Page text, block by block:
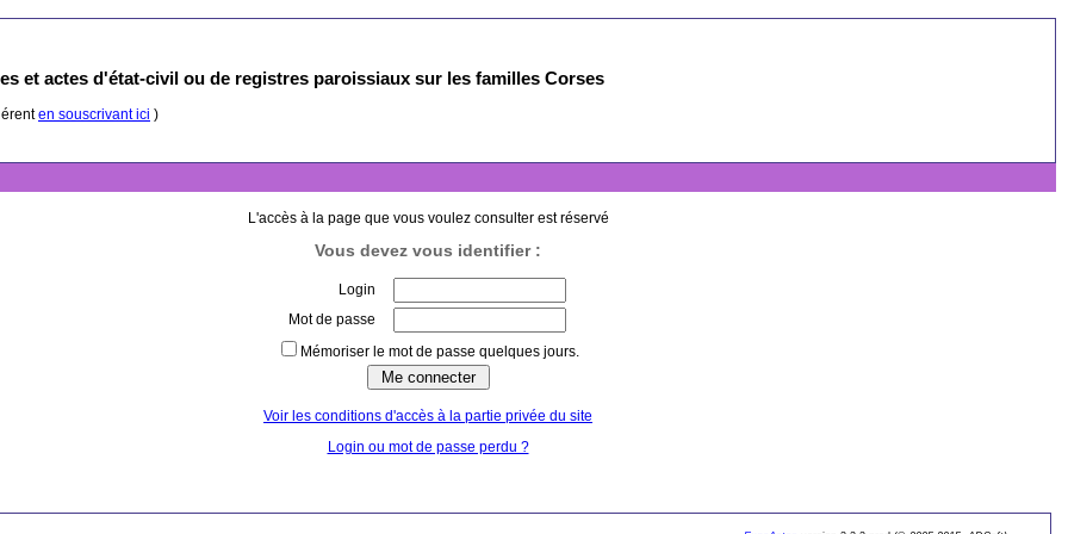
et actes d'état-civil ou de registres paroissiaux sur les familles Corses
en souscrivant ici )
L'accès à la page que vous voulez consulter est réservé
Vous devez vous identifier :
Login
Mot de passe
Mémoriser le mot de passe quelques jours.
Voir les conditions d'accès à la partie privée du site
Login ou mot de passe perdu ?